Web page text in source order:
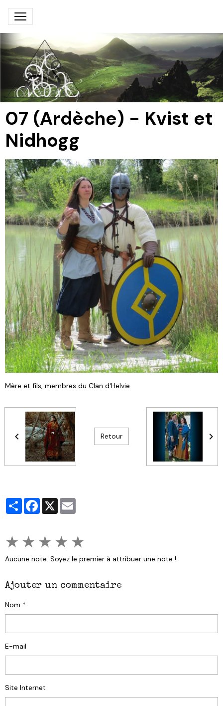
07 (Ardèche) - Kvist et
Nidhogg
Mère et fils, membres du Clan d'Helvie
Retour
PartagerFacebook
X
★ ★ ★ ★ ★
Aucune note. Soyez le premier à attribuer une note !
Ajouter un commentaire
Nom
E-mail
Site Internet